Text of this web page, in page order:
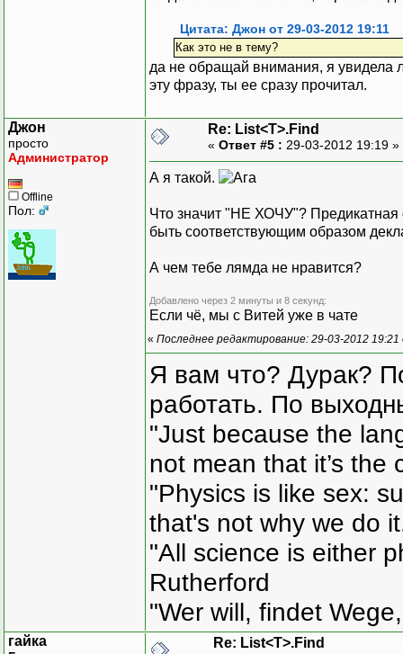
Цитата: Джон от 29-03-2012 19:11
Как это не в тему?
да не обращай внимания, я увидела
эту фразу, ты ее сразу прочитал.
Джон
просто
Администратор
Offline
Пол:
Re: List<T>.Find
« Ответ #5 : 29-03-2012 19:19 »
А я такой.
Что значит "НЕ ХОЧУ"? Предикатная
быть соответствующим образом
А чем тебе лямда не нравится?
Добавлено через 2 минуты и 8 секунд:
Если чё, мы с Витей уже в чате
« Последнее редактирование: 29-03-2012
Я вам что? Дурак?
работать. По
"Just because the
not mean that it’s the
"Physics is like sex:
that's not why we do
"All science is either
Rutherford
"Wer will, findet
гайка Re: List<T>.Find